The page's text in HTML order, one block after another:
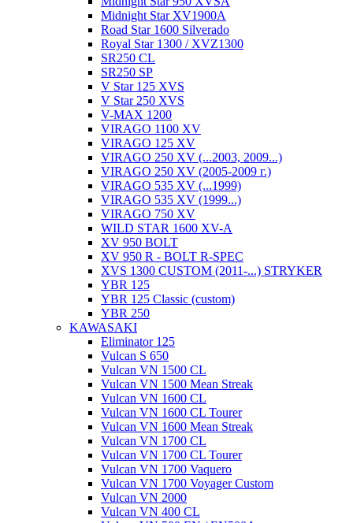
Midnight Star XV1900A
Road Star 1600 Silverado
Royal Star 1300 / XVZ1300
SR250 CL
SR250 SP
V Star 125 XVS
V Star 250 XVS
V-MAX 1200
VIRAGO 1100 XV
VIRAGO 125 XV
VIRAGO 250 XV (...2003, 2009...)
VIRAGO 250 XV (2005-2009 г.)
VIRAGO 535 XV (...1999)
VIRAGO 535 XV (1999...)
VIRAGO 750 XV
WILD STAR 1600 XV-A
XV 950 BOLT
XV 950 R - BOLT R-SPEC
XVS 1300 CUSTOM (2011-...) STRYKER
YBR 125
YBR 125 Classic (custom)
YBR 250
KAWASAKI
Eliminator 125
Vulcan S 650
Vulcan VN 1500 CL
Vulcan VN 1500 Mean Streak
Vulcan VN 1600 CL
Vulcan VN 1600 CL Tourer
Vulcan VN 1600 Mean Streak
Vulcan VN 1700 CL
Vulcan VN 1700 CL Tourer
Vulcan VN 1700 Vaquero
Vulcan VN 1700 Voyager Custom
Vulcan VN 2000
Vulcan VN 400 CL